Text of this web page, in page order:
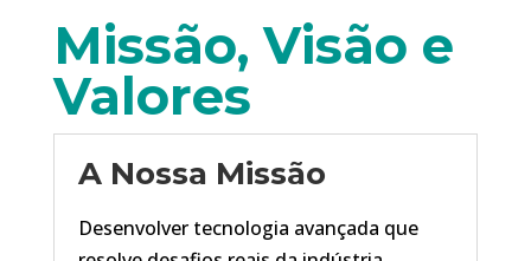
Missão, Visão e
Valores
A Nossa Missão
Desenvolver tecnologia avançada que